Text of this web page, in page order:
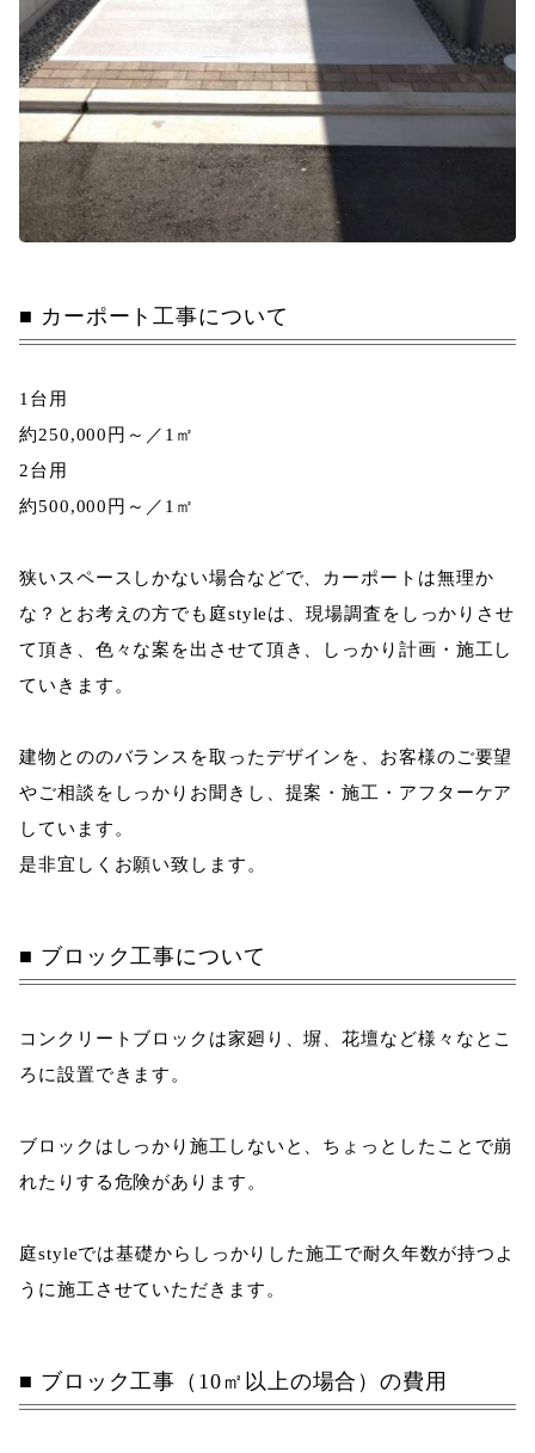
カーポート工事について
1台用
約250,000 円～／1㎡
2台用
約500,000 円～／1㎡
狭いスペースしかない場合などで、カーポートは無理か
な？とお考えの方でも庭styleは、現場調査をしっかりさせ
て頂き、色々な案を出させて頂き、しっかり計画・施工し
ていきます。
建物とののバランスを取ったデザインを、お客様のご要望
やご相談をしっかりお聞きし、提案・施工・アフターケア
しています。
是非宜しくお願い致します。
ブロック工事について
コンクリートブロックは家廻り、塀、花壇など様々なとこ
ろに設置できます。
ブロックはしっかり施工しないと、ちょっとしたことで崩
れたりする危険があります。
庭styleでは基礎からしっかりした施工で耐久年数が持つよ
うに施工させていただきます。
ブロック工事（10㎡以上の場合）の費用